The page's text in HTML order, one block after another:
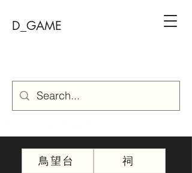
D_GAME
鳥望台
祠